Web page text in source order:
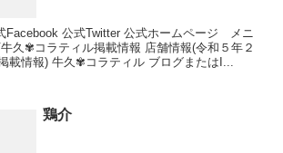
Facebook 公式Twitter 公式ホームページ メニ
久✾コラティル掲載情報 店舗情報(令和５年２
載情報) 牛久✾コラティル ブログまたはI...
鶏介